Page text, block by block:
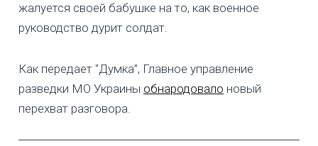
жалуется своей бабушке на то, как военное
руководство дурит солдат.
Как передает "Думка”, Главное управление
разведки МО Украины обнародовало новый
перехват разговора.